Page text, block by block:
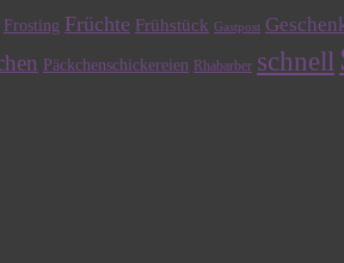
Frosting Früchte Frühstück Gastpost
Päckchenschickereien Rhabarber schnell